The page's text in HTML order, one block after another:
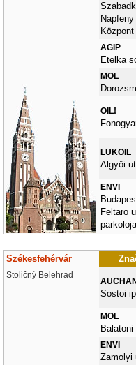
AGIP
Etelka
MOL
OIL!
LUKOIL
Algyői ut
ENVI
Feltaro
Székesfehérvár
Stoličný Belehrad
Sostoi
MOL
Balatoni
ENVI
Zamolyi